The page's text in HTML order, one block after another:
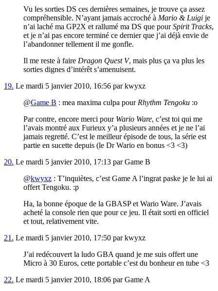
Vu les sorties DS ces dernières semaines, je trouve ça assez
compréhensible. N’ayant jamais accroché à Mario & Luigi je
n’ai laché ma GP2X et rallumé ma DS que pourSpirit Tracks,
et je n’ai pas encore terminé ce dernier que j’ai déjà envie de
l’abandonner tellement il me gonfle.
Il me reste à faire Dragon Quest V, mais plus ça va plus les
sorties dignes d’intérêt s’amenuisent.
19. Le mardi 5 janvier 2010, 16:56 par kwyxz
@Game B : mea maxima culpa pour Rhythm Tengoku :o
Par contre, encore merci pour Wario Ware, c’est toi qui me
l’avais montré aux Furieux y’a plusieurs années et je ne l’ai
jamais regretté. C’est le meilleur épisode de tous, la série est
partie en sucette depuis (le Dr Wario en bonus <3 <3)
20. Le mardi 5 janvier 2010, 17:13 par Game B
@kwyxz : T’inquiètes, c’est Game A l’ingrat paske je le lui ai
offert Tengoku. :p
Ha, la bonne époque de la GBASP et Wario Ware. J’avais
acheté la console rien que pour ce jeu. Il était sorti en officiel
et tout, relativement vite.
21. Le mardi 5 janvier 2010, 17:50 par kwyxz
J’ai redécouvert la ludo GBA quand je me suis offert une
Micro à 30 Euros, cette portable c’est du bonheur en tube <3
22. Le mardi 5 janvier 2010, 18:06 par Game A